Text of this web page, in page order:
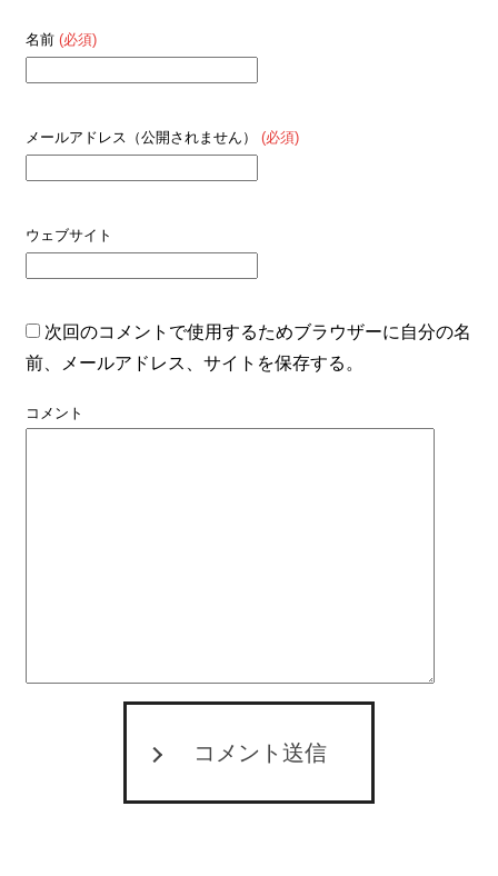
名前 (必須)
メールアドレス（公開されません） (必須)
ウェブサイト
次回のコメントで使用するためブラウザーに自分の名
前、メールアドレス、サイトを保存する。
コメント
コメント送信